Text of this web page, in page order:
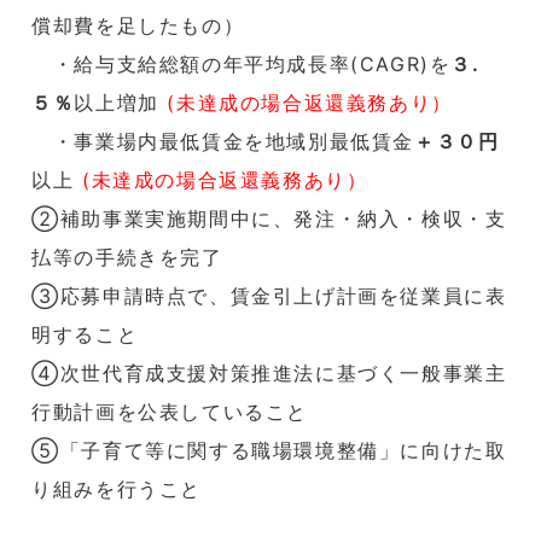
償却費を足したもの）
・給与支給総額の年平均成長率(CAGR)を ３.
５％ 以上増加 (未達成の場合返還義務あり）
・事業場内最低賃金を地域別最低賃金 ＋３０円
以上 (未達成の場合返還義務あり）
②補助事業実施期間中に、発注・納入・検収・支
払等の手続きを完了
③応募申請時点で、賃金引上げ計画を従業員に表
明すること
④次世代育成支援対策推進法に基づく一般事業主
行動計画を公表していること
⑤「子育て等に関する職場環境整備」に向けた取
り組みを行うこと